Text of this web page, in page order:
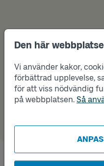
Den här
Vi använder kakor,
förbättrad upplevelse,
för att viss nödvändig
på webbplatsen. Så